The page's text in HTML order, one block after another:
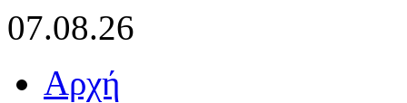
07.08.26
Αρχή